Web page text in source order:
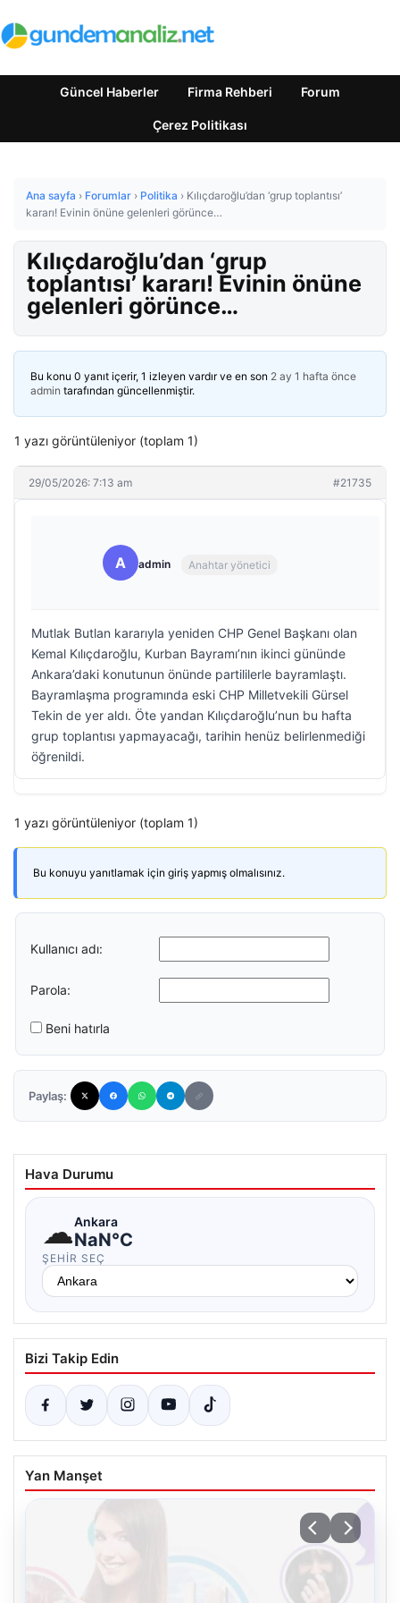
Güncel Haberler Firma Rehberi Forum
Çerez Politikası
Ana sayfa › Forumlar › Politika › Kılıçdaroğlu’dan ‘grup toplantısı’
kararı! Evinin önüne gelenleri görünce…
Kılıçdaroğlu’dan ‘grup
toplantısı’ kararı! Evinin önüne
gelenleri görünce…
Bu konu 0 yanıt içerir, 1 izleyen vardır ve en son 2 ay 1 hafta önce
admin tarafından güncellenmiştir.
1 yazı görüntüleniyor (toplam 1)
29/05/2026: 7:13 am #21735
A admin Anahtar yönetici
Mutlak Butlan kararıyla yeniden CHP Genel Başkanı olan
Kemal Kılıçdaroğlu, Kurban Bayramı’nın ikinci gününde
Ankara’daki konutunun önünde partililerle bayramlaştı.
Bayramlaşma programında eski CHP Milletvekili Gürsel
Tekin de yer aldı. Öte yandan Kılıçdaroğlu’nun bu hafta
grup toplantısı yapmayacağı, tarihin henüz belirlenmediği
öğrenildi.
1 yazı görüntüleniyor (toplam 1)
Bu konuyu yanıtlamak için giriş yapmış olmalısınız.
Kullanıcı adı:
Parola:
Beni hatırla
Paylaş:
Hava Durumu
☁Ankara
NaN°C
ŞEHIR SEÇ
Bizi Takip Edin
Yan Manşet